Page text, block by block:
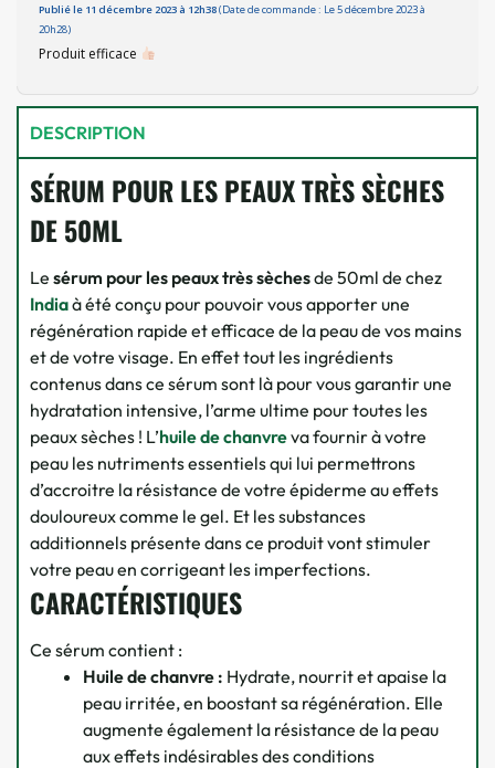
Publié le 11 décembre 2023 à 12h38(Date de commande : Le 5 décembre 2023 à
20h28)
Produit efficace
DESCRIPTION
SÉRUM POUR LES PEAUX TRÈS SÈCHES
DE 50ML
Le sérum pour les peaux très sèchesde 50ml de chez
Indiaà été conçu pour pouvoir vous apporter une
régénération rapide et efficace de la peau de vos mains
et de votre visage. En effet tout les ingrédients
contenus dans ce sérum sont là pour vous garantir une
hydratation intensive, l’arme ultime pour toutes les
peaux sèches ! L’huile de chanvreva fournir à votre
peau les nutriments essentiels qui lui permettrons
d’accroitre la résistance de votre épiderme au effets
douloureux comme le gel. Et les substances
additionnels présente dans ce produit vont stimuler
votre peau en corrigeant les imperfections.
CARACTÉRISTIQUES
Ce sérum contient :
Huile de chanvre : Hydrate, nourrit et apaise la
peau irritée, en boostant sa régénération. Elle
augmente également la résistance de la peau
aux effets indésirables des conditions